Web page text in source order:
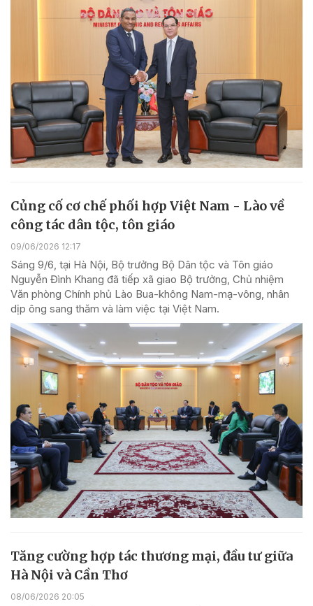
Củng cố cơ chế phối hợp Việt Nam - Lào về
công tác dân tộc, tôn giáo
09/06/2026 12:17
Sáng 9/6, tại Hà Nội, Bộ trưởng Bộ Dân tộc và Tôn giáo
Nguyễn Đình Khang đã tiếp xã giao Bộ trưởng, Chủ nhiệm
Văn phòng Chính phủ Lào Bua-không Nam-mạ-vông, nhân
dịp ông sang thăm và làm việc tại Việt Nam.
Tăng cường hợp tác thương mại, đầu tư giữa
Hà Nội và Cần Thơ
08/06/2026 20:05